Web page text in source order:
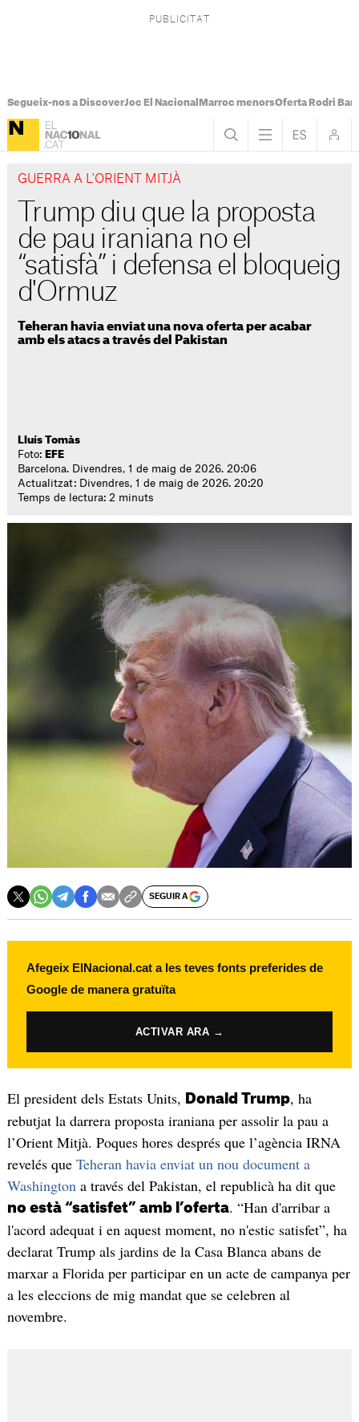
Segueix-nos a DiscoverJoc El Nacional Marroc menorsOferta Rodri
GUERRA A L'ORIENT MITJÀ
Trump diu que la proposta
de pau iraniana no el
“satisfà” i defensa el bloqueig
d'Ormuz
Teheran havia enviat una nova oferta per acabar
amb els atacs a través del Pakistan
Lluís Tomàs
Foto: EFE
Barcelona. Divendres, 1 de maig de 2026. 20:06
Actualitzat: Divendres, 1 de maig de 2026. 20:20
Temps de lectura: 2 minuts
SEGUIR A
Afegeix ElNacional.cat a les teves fonts preferides de
Google de manera gratuïta
ACTIVAR ARA →
El president dels Estats Units, Donald Trump, ha
rebutjat la darrera proposta iraniana per assolir la pau a
l’Orient Mitjà. Poques hores després que l’agència IRNA
revelés que Teheran havia enviat un nou document a
Washingtona través del Pakistan, el republicà ha dit que
no està “satisfet” amb l’oferta. “Han d'arribar a
l'acord adequat i en aquest moment, no n'estic satisfet”, ha
declarat Trump als jardins de la Casa Blanca abans de
marxar a Florida per participar en un acte de campanya per
a les eleccions de mig mandat que se celebren al
novembre.